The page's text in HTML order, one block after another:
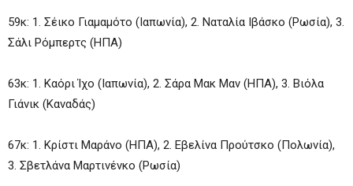
59κ: 1. Σέικο Γιαμαμότο (Ιαπωνία), 2. Ναταλία Ιβάσκο (Ρωσία), 3.
Σάλι Ρόμπερτς (ΗΠΑ)
63κ: 1. Καόρι Ίχο (Ιαπωνία), 2. Σάρα Μακ Μαν (ΗΠΑ), 3. Βιόλα
Γιάνικ (Καναδάς)
67κ: 1. Κρίστι Μαράνο (ΗΠΑ), 2. Εβελίνα Προύτσκο (Πολωνία),
3. Σβετλάνα Μαρτινένκο (Ρωσία)